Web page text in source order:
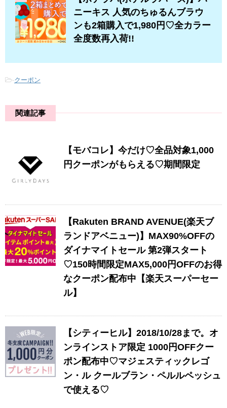
ニーキス 人気のちゅるんブラウ
ンも2箱購入で1,980円♡全カラー
全度数再入荷!!
-クーポン
関連記事
【モバコレ】今だけ♡全品対象1,000
円クーポンがもらえる♡期間限定
【Rakuten BRAND AVENUE(楽天ブ
ランドアベニュー)】MAX90%OFFの
ダイナマイトセール 第2弾スタート
♡150時間限定MAX5,000円OFFのお得
なクーポン配布中【楽天スーパーセー
ル】
【シティーヒル】2018/10/28まで。オ
ンラインストア限定 1000円OFFクー
ポン配布中♡マジェスティックレゴ
ン・ル クールブラン・ペルルペッシュ
で使える♡